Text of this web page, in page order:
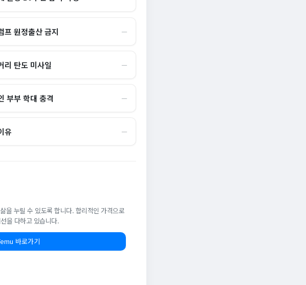
프 원정출산 금지 ―
리 탄도 미사일 ―
부부 학대 충격 ―
유 ―
을 누릴 수 있도록 합니다. 합리적인 가격으로
을 다하고 있습니다.
바로가기